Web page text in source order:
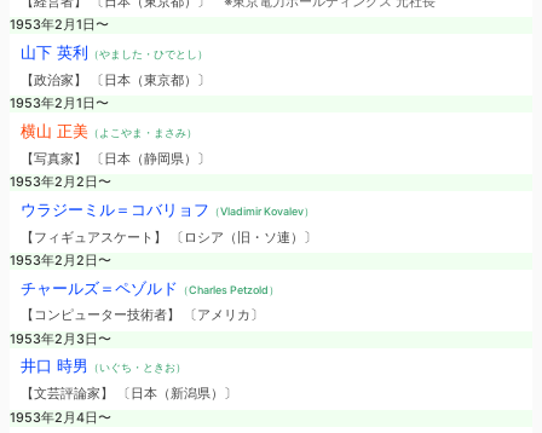
1953年2月1日〜
山下 英利 （やました・ひでとし）
【政治家】 〔日本（東京都）〕
1953年2月1日〜
横山 正美（よこやま・まさみ）
【写真家】 〔日本（静岡県）〕
1953年2月2日〜
ウラジーミル＝コバリョフ （Vladimir Kovalev）
【フィギュアスケート】 〔ロシア（旧・ソ連）〕
1953年2月2日〜
チャールズ＝ペゾルド （Charles Petzold）
【コンピューター技術者】 〔アメリカ〕
1953年2月3日〜
井口 時男 （いぐち・ときお）
【文芸評論家】 〔日本（新潟県）〕
1953年2月4日〜